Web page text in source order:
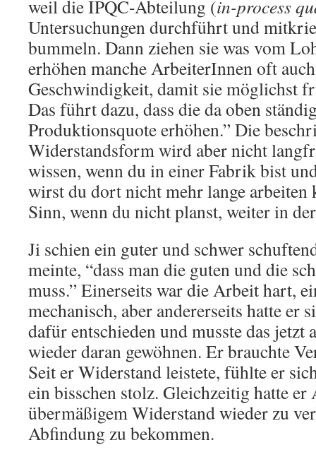
weil die IPQC-Abteilung (in-process
Untersuchungen durchführt und
bummeln. Dann ziehen sie was vom
erhöhen manche ArbeiterInnen oft
Geschwindigkeit, damit sie möglichst
Das führt dazu, dass die da oben
Produktionsquote erhöhen.” Die
Widerstandsform wird aber nicht
wissen, wenn du in einer Fabrik bist
wirst du dort nicht mehr lange arbeiten
Sinn, wenn du nicht planst, weiter in
Ji schien ein guter und schwer
meinte, “dass man die guten und die
muss.” Einerseits war die Arbeit hart,
mechanisch, aber andererseits hatte er
dafür entschieden und musste das jetzt
wieder daran gewöhnen. Er brauchte
Seit er Widerstand leistete, fühlte er
ein bisschen stolz. Gleichzeitig hatte
übermäßigem Widerstand wieder zu
Abfindung zu bekommen.